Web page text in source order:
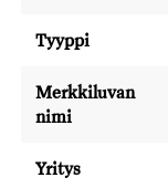
Tyyppi
Merkkiluvan
nimi
Yritys